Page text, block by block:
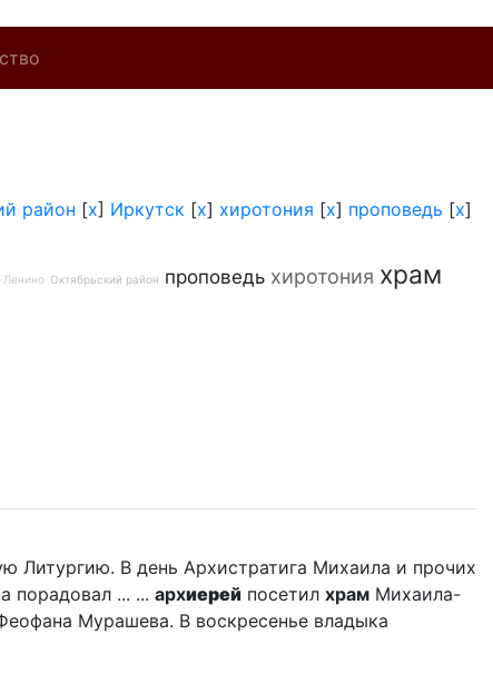
район [x] Иркутск [x] хиротония [x] проповедь [x]
Ленино Октябрьский район проповедь хиротония храм
Литургию. В день Архистратига Михаила и прочих
порадовал ... ... архиерей посетил храм Михаила-
Мурашева. В воскресенье владыка